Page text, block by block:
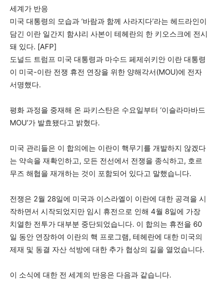
미국 대통령의 모습과 ‘바람과 함께 사라지다’라는 헤드라인이
담긴 이란 일간지 함샤리 사본이 테헤란의 한 키오스크에 전시
돼 있다. [AFP]
도널드 트럼프 미국 대통령과 마수드 페제쉬키안 이란 대통령
이 미국-이란 전쟁 휴전 연장을 위한 양해각서(MOU)에 전자
서명했다.
평화 과정을 중재해 온 파키스탄은 수요일부터 ‘이슬라마바드
MOU’가 발효됐다고 밝혔다.
미국 관리들은 이 합의에는 이란이 핵무기를 개발하지 않겠다
는 약속을 재확인하고, 모든 전선에서 전쟁을 종식하고, 호르
무즈 해협을 재개하는 것이 포함되어 있다고 말했습니다.
전쟁은 2월 28일에 미국과 이스라엘이 이란에 대한 공격을 시
작하면서 시작되었지만 임시 휴전으로 인해 4월 8일에 가장
치열한 전투가 대부분 중단되었습니다. 이 합의는 휴전을 60
일 동안 연장하여 이란의 핵 프로그램, 테헤란에 대한 미국의
제재 및 동결 자산 석방에 대한 추가 협상의 길을 열었습니다.
이 소식에 대한 전 세계의 반응은 다음과 같습니다.